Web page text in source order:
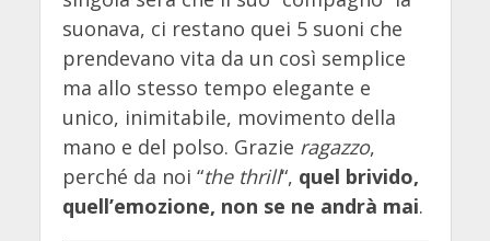
suonava, ci restano quei 5 suoni che
prendevano vita da un così semplice
ma allo stesso tempo elegante e
unico, inimitabile, movimento della
mano e del polso. Grazie ragazzo,
perché da noi “the thrill“, quel brivido,
quell’emozione, non se ne andrà mai.